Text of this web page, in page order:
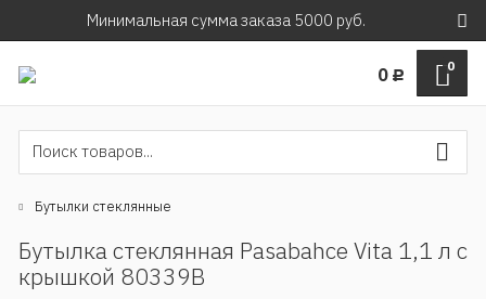
Минимальная сумма заказа 5000 руб.
0
0 Р
Бутылки стеклянные
Бутылка стеклянная Pasabahce Vita 1,1 л с
крышкой 80339B